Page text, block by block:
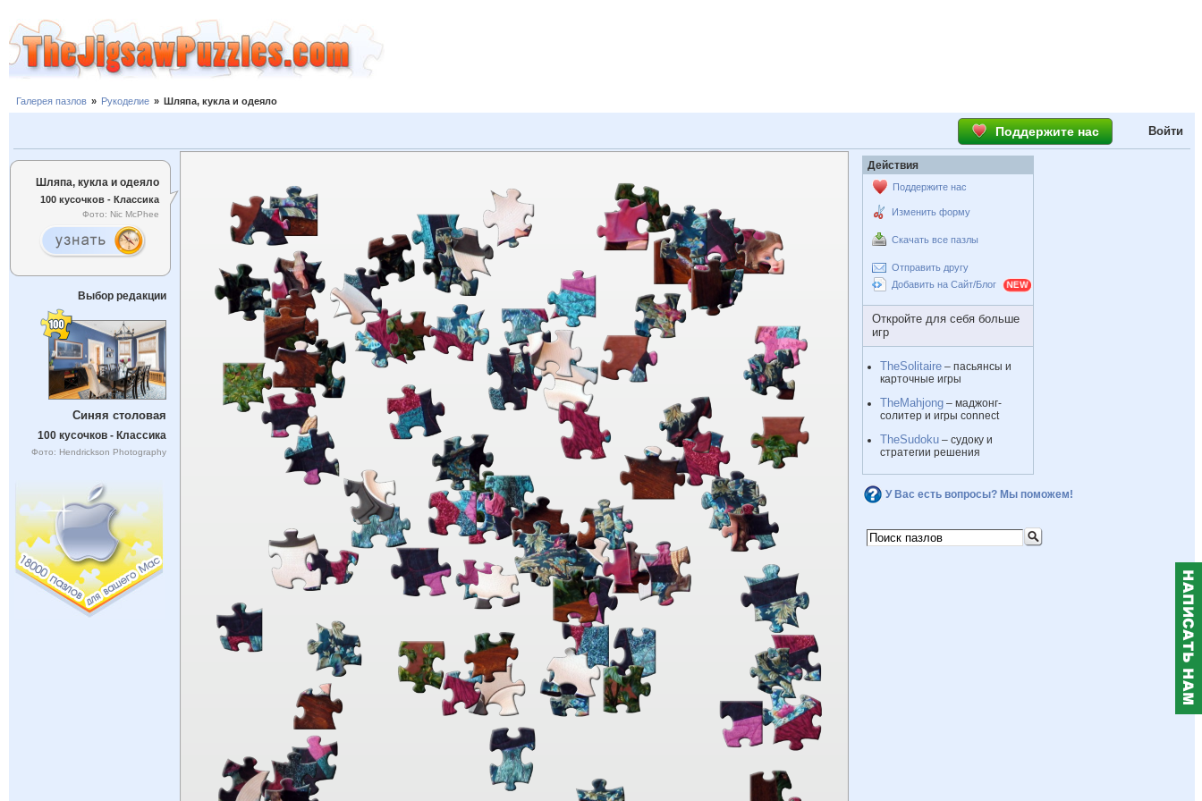
Галерея пазлов » Рукоделие » Шляпа, кукла и одеяло
Поддержите нас Войти
Шляпа, кукла и одеяло
100 кусочков - Классика
Фото: Nic McPhee
Выбор редакции
Синяя столовая
100 кусочков - Классика
Фото: Hendrickson Photography
Действия
Поддержите нас
Изменить форму
Скачать все пазлы
Отправить другу
Добавить на Сайт/Блог
Откройте для себя больше
игр
TheSolitaire – пасьянсы и
карточные игры
TheMahjong – маджонг-
солитер и игры connect
TheSudoku – судоку и
стратегии решения
У Вас есть вопросы? Мы поможем!